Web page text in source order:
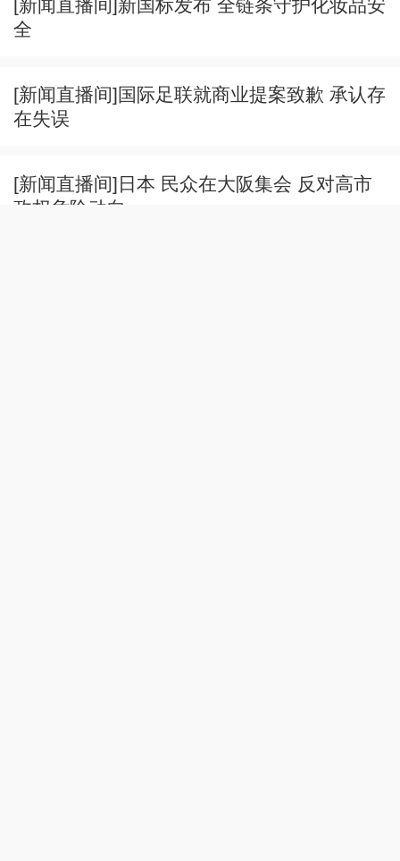
[新闻直播间]新国标发布 全链条守护化妆品安
全
[新闻直播间]国际足联就商业提案致歉 承认存
在失误
[新闻直播间]日本 民众在大阪集会 反对高市
政权危险动向